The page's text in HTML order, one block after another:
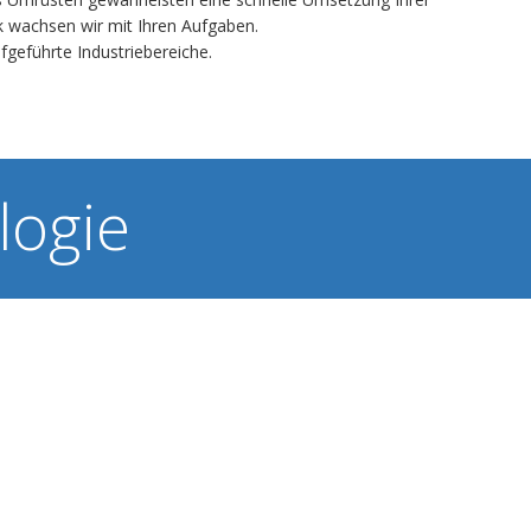
wir mit Ihren Aufgaben.
Industriebereiche.